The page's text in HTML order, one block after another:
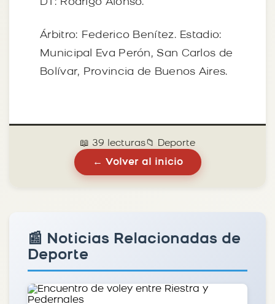
Árbitro: Federico Benítez. Estadio:
Municipal Eva Perón, San Carlos de
Bolívar, Provincia de Buenos Aires.
📖 39 lecturas📁 Deporte
← Volver al inicio
📰 Noticias Relacionadas de
Deporte